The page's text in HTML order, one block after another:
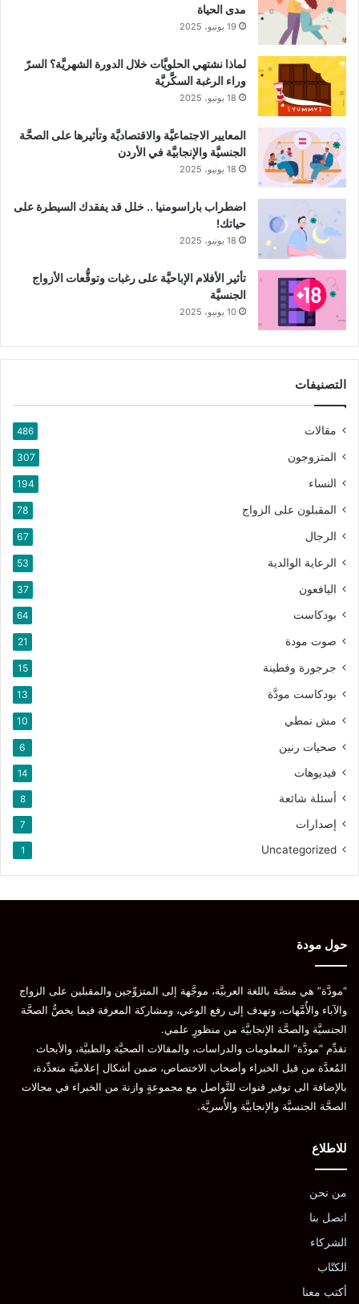
مدى الحياة
19 يونيو، 2025
لماذا نشتهي الحلويَّات خلال الدورة الشهريَّة؟ السرّ
وراء الرغبة السكَّريَّة
18 يونيو، 2025
المعايير الاجتماعيَّة والاقتصاديَّة وتأثيرها على الصحَّة
الجنسيَّة والإنجابيَّة في الأردن
18 يونيو، 2025
اضطراب باراسومنيا .. خلل قد يفقدك السيطرة على
حياتك!
18 يونيو، 2025
تأثير الأفلام الإباحيَّة على رغبات وتوقُّعات الأزواج
الجنسيَّة
10 يونيو، 2025
التصنيفات
مقالات 486
المتزوجون 307
النساء 194
المقبلون على الزواج 78
الرجال 67
الرعاية الوالدية 53
اليافعون 37
بودكاست 64
صوت مودة 21
جرجورة وفطينة 15
بودكاست مودَّة 13
مش نمطي 10
صحيات رنين 6
فيديوهات 14
أسئلة شائعة 8
إصدارات 7
Uncategorized
1
حول مودة
“مودَّة” هي منصَّة باللغة العربيَّة، موجَّهة إلى المتزوِّجين والمقبلين على الزواج
والآباء والأُمَّهات، وتهدف إلى رفع الوعي، ومشاركة المعرفة فيما يخصُّ الصحَّة
الجنسيَّة والصحَّة الإنجابيَّة من منظورٍ علمي.
تقدِّم “مودَّة” المعلومات والدراسات، والمقالات الصحيَّة والطبيَّة، والأبحاث
المُعدَّة من قبل الخبراء وأصحاب الاختصاص، ضمن أشكال إعلاميَّة متعدِّدة،
بالإضافة الى توفير قنوات للتَّواصل مع مجموعةٍ وازنة من الخبراء في مجالات
الصحَّة الجنسيَّة والإنجابيَّة والأُسريَّة.
للاطلاع
من نحن
اتصل بنا
الشركاء
الكتّاب
أكتب معنا